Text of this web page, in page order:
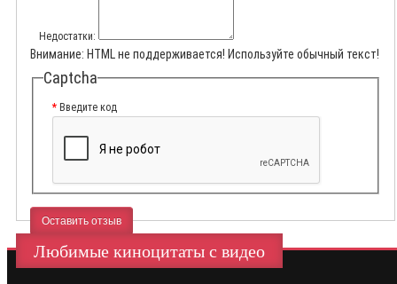
Недостатки:
Внимание: HTML не поддерживается! Используйте обычный текст!
Captcha
Введите код
Оставить отзыв
Любимые киноцитаты с видео